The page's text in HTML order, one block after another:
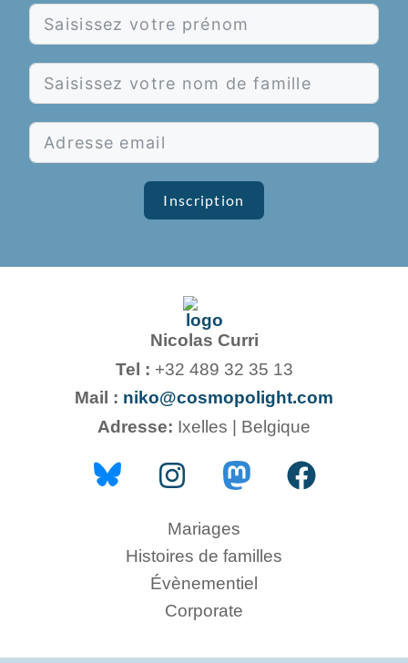
Inscription
Nicolas Curri
Tel : +32 489 32 35 13
Mail : niko@cosmopolight.com
Adresse: Ixelles | Belgique
Mariages
Histoires de familles
Évènementiel
Corporate